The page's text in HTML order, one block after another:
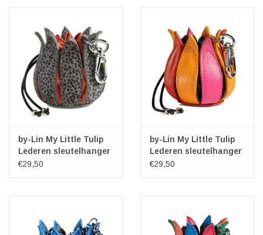
by-Lin My Little Tulip
Lederen sleutelhanger
"Pebbles"
€29,50
by-Lin My Little Tulip
Lederen sleutelhanger
"Pink-Yellow-Orange"
€29,50